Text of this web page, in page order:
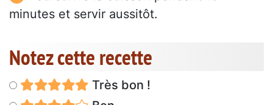
minutes et servir aussitôt.
Notez cette recette
Très bon !